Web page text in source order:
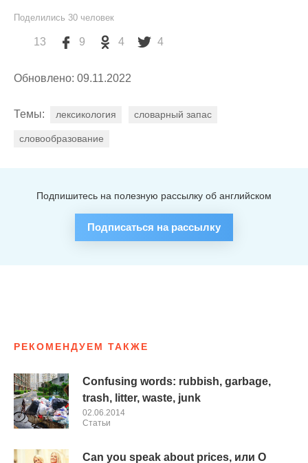
Поделились 30 человек
13 9 4 4
Обновлено: 09.11.2022
Темы: лексикология словарный запас
словообразование
Подпишитесь на полезную рассылку об английском
Подписаться на рассылку
РЕКОМЕНДУЕМ ТАКЖЕ
Confusing words: rubbish, garbage,
trash, litter, waste, junk
02.06.2014
Cтатьи
Can you speak about prices, или О